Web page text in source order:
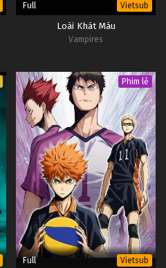
Full Vietsub
Loài Khát Máu
Vampires
Phim lẻ
Full Vietsub